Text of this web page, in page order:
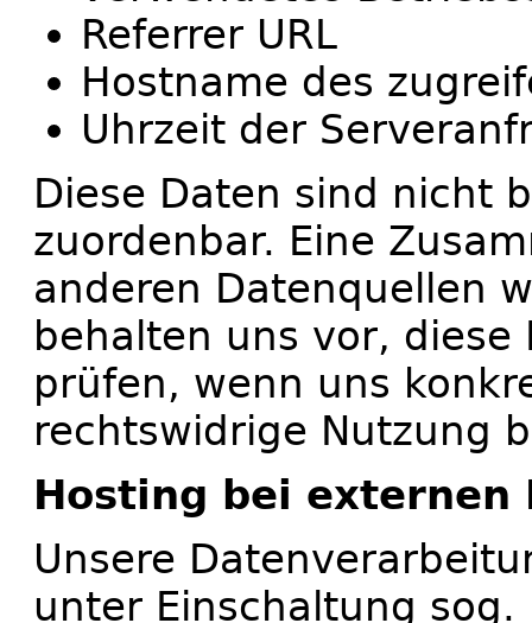
Referrer URL
Hostname des
Uhrzeit der
Diese Daten sind nicht
zuordenbar. Eine
anderen Datenquellen
behalten uns vor,
prüfen, wenn uns
rechtswidrige Nutzung
Hosting bei externen
Unsere
unter Einschaltung